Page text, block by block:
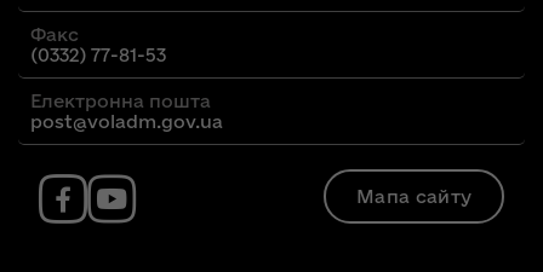
Факс
(0332) 77-81-53
Електронна пошта
post@voladm.gov.ua
Мапа сайту